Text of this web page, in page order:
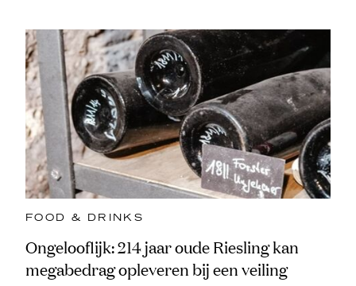
FOOD & DRINKS
Ongelooflijk: 214 jaar oude Riesling kan
megabedrag opleveren bij een veiling